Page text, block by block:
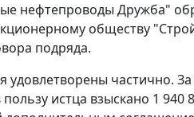
нефтепроводы Дружба"
обществу
подряда.
удовлетворены частично.
истца взыскано 1 940